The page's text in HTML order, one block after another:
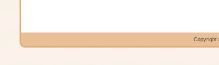
Copyright